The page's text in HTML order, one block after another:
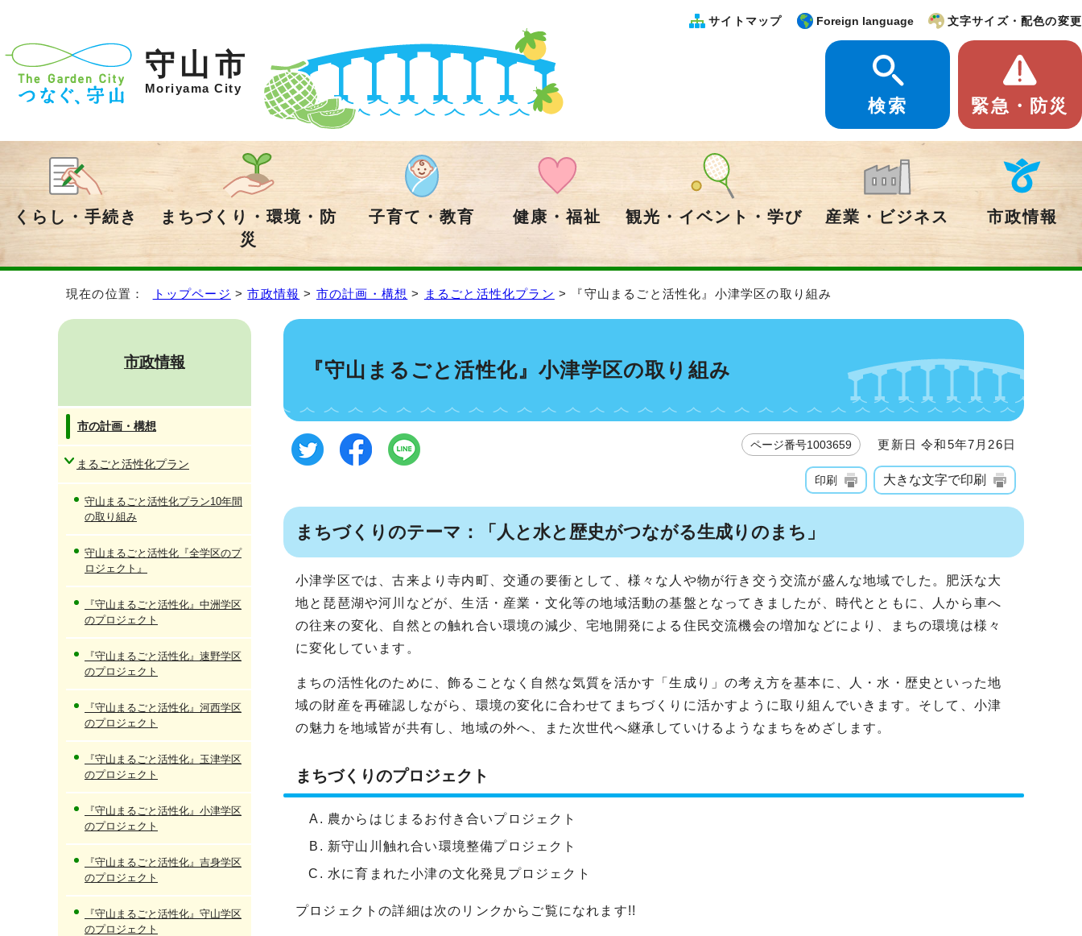
守山市
Moriyama City
サイトマップ Foreign language 文字サイズ・配色の変更
検索 緊急・防災
くらし・手続き
まちづくり・環境・防
災
子育て・教育 健康・福祉 観光・イベント・学び 産業・ビジネス 市政情報
現在の位置： トップページ >市政情報 > 市の計画・構想 > まるごと活性化プラン > 『守山まるごと活性化』小津学区の取り組み
『守山まるごと活性化』小津学区の取り組み
ページ番号1003659 更新日 令和5年7月26日
印刷 大きな文字で印刷
まちづくりのテーマ：「人と水と歴史がつながる生成りのまち」
小津学区では、古来より寺内町、交通の要衝として、様々な人や物が行き交う交流が盛んな地域でした。肥沃な大
地と琵琶湖や河川などが、生活・産業・文化等の地域活動の基盤となってきましたが、時代とともに、人から車へ
の往来の変化、自然との触れ合い環境の減少、宅地開発による住民交流機会の増加などにより、まちの環境は様々
に変化しています。
まちの活性化のために、飾ることなく自然な気質を活かす「生成り」の考え方を基本に、人・水・歴史といった地
域の財産を再確認しながら、環境の変化に合わせてまちづくりに活かすように取り組んでいきます。そして、小津
の魅力を地域皆が共有し、地域の外へ、また次世代へ継承していけるようなまちをめざします。
まちづくりのプロジェクト
農からはじまるお付き合いプロジェクト
新守山川触れ合い環境整備プロジェクト
水に育まれた小津の文化発見プロジェクト
プロジェクトの詳細は次のリンクからご覧になれます!!
市政情報
市の計画・構想
まるごと活性化プラン
守山まるごと活性化プラン10年間
の取り組み
守山まるごと活性化『全学区のプ
ロジェクト』
『守山まるごと活性化』中洲学区
のプロジェクト
『守山まるごと活性化』速野学区
のプロジェクト
『守山まるごと活性化』河西学区
のプロジェクト
『守山まるごと活性化』玉津学区
のプロジェクト
『守山まるごと活性化』小津学区
のプロジェクト
『守山まるごと活性化』吉身学区
のプロジェクト
『守山まるごと活性化』守山学区
のプロジェクト